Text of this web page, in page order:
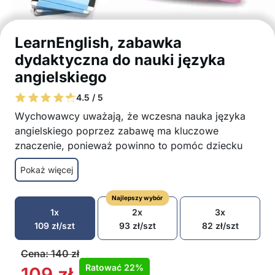
LearnEnglish, zabawka
dydaktyczna do nauki języka
angielskiego
4.5 / 5
Wychowawcy uważają, że wczesna nauka języka
angielskiego poprzez zabawę ma kluczowe
znaczenie, ponieważ powinno to pomóc dziecku
rozwinąć doskonałe zdolności słuchania nawet w
dalszym procesie szkolnym. Ta zabawka
dydaktyczna do nauki języka angielskiego została
zaprojektowana tak, aby dziecko jednocześnie
obserwowało obrazek, patrzyło na słowo i słuchało
wymowy.
Nauka angielskiego jest najskuteczniejsza
poprzez zabawę
Pokaż więcej
1x
109 zł/szt
Najlepszy wybór
2x
93 zł/szt
3x
82 zł/szt
Cena:140zł
Ratować 22%